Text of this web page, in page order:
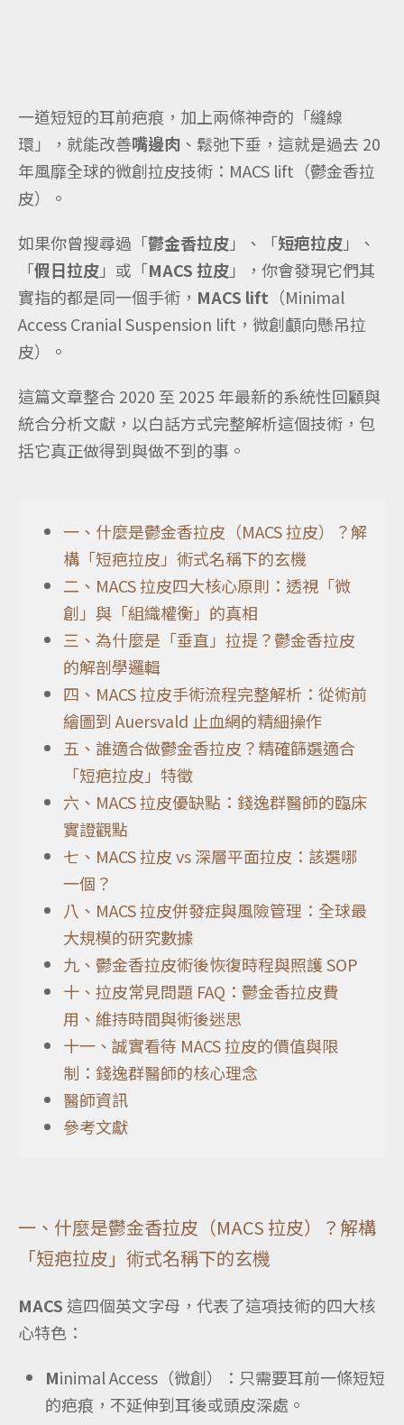
一道短短的耳前疤痕，加上兩條神奇的「縫線
環」，就能改善嘴邊肉 、鬆弛下垂，這就是過去 20
年風靡全球的微創拉皮技術：MACS lift（鬱金香拉
皮）。
如果你曾搜尋過「鬱金香拉皮」、「短疤拉皮」、
「假日拉皮」或「MACS 拉皮」，你會發現它們其
實指的都是同一個手術， MACS lift （Minimal
Access Cranial Suspension lift，微創顱向懸吊拉
皮）。
這篇文章整合 2020 至 2025 年最新的系統性回顧與
統合分析文獻，以白話方式完整解析這個技術，包
括它真正做得到與做不到的事。
一、什麼是鬱金香拉皮（MACS 拉皮）？解
構「短疤拉皮」術式名稱下的玄機
二、MACS 拉皮四大核心原則：透視「微
創」與「組織權衡」的真相
三、為什麼是「垂直」拉提？鬱金香拉皮
的解剖學邏輯
四、MACS 拉皮手術流程完整解析：從術前
繪圖到 Auersvald 止血網的精細操作
五、誰適合做鬱金香拉皮？精確篩選適合
「短疤拉皮」特徵
六、MACS 拉皮優缺點：錢逸群醫師的臨床
實證觀點
七、MACS 拉皮 vs 深層平面拉皮：該選哪
一個？
八、MACS 拉皮併發症與風險管理：全球最
大規模的研究數據
九、鬱金香拉皮術後恢復時程與照護 SOP
十、拉皮常見問題 FAQ：鬱金香拉皮費
用、維持時間與術後迷思
十一、誠實看待 MACS 拉皮的價值與限
制：錢逸群醫師的核心理念
醫師資訊
參考文獻
一、什麼是鬱金香拉皮（MACS 拉皮）？解構
「短疤拉皮」術式名稱下的玄機
MACS 這四個英文字母，代表了這項技術的四大核
心特色：
Minimal Access（微創）：只需要耳前一條短短
的疤痕，不延伸到耳後或頭皮深處。